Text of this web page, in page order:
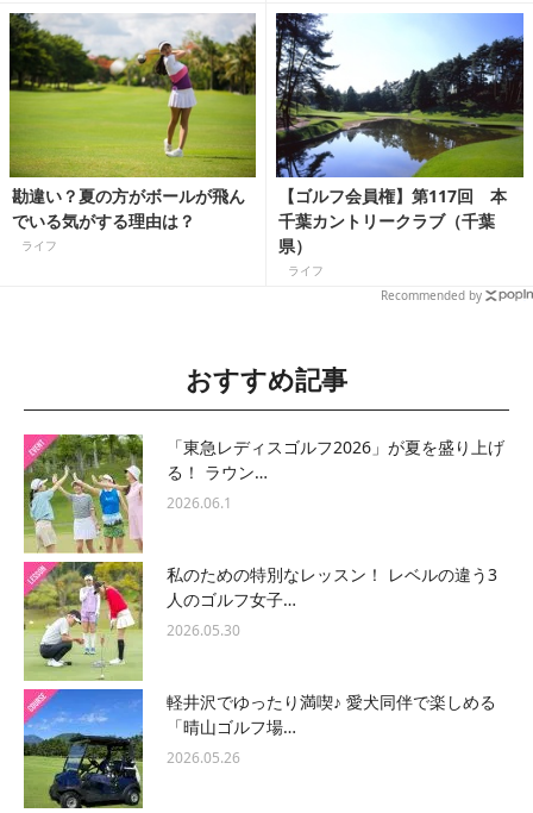
勘違い？夏の方がボールが飛ん
でいる気がする理由は？
ライフ
【ゴルフ会員権】第117回 本
千葉カントリークラブ（千葉
県）
ライフ
Recommended by
おすすめ記事
「東急レディスゴルフ2026」が夏を盛り上げ
る！ ラウン…
2026.06.1
私のための特別なレッスン！ レベルの違う3
人のゴルフ女子…
2026.05.30
軽井沢でゆったり満喫♪ 愛犬同伴で楽しめる
「晴山ゴルフ場…
2026.05.26